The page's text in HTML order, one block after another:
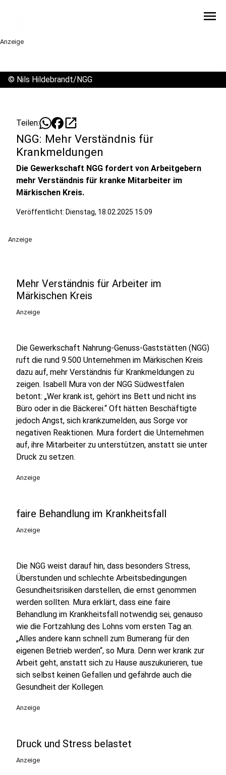
menu
Anzeige
© Nils Hildebrandt/NGG
Teilen: open_in_new
NGG: Mehr Verständnis für
Krankmeldungen
Die Gewerkschaft NGG fordert von Arbeitgebern
mehr Verständnis für kranke Mitarbeiter im
Märkischen Kreis.
Veröffentlicht: Dienstag, 18.02.2025 15:09
Anzeige
Mehr Verständnis für Arbeiter im
Märkischen Kreis
Anzeige
Die Gewerkschaft Nahrung-Genuss-Gaststätten (NGG)
ruft die rund 9.500 Unternehmen im Märkischen Kreis
dazu auf, mehr Verständnis für Krankmeldungen zu
zeigen. Isabell Mura von der NGG Südwestfalen
betont: „Wer krank ist, gehört ins Bett und nicht ins
Büro oder in die Bäckerei.“ Oft hätten Beschäftigte
jedoch Angst, sich krankzumelden, aus Sorge vor
negativen Reaktionen. Mura fordert die Unternehmen
auf, ihre Mitarbeiter zu unterstützen, anstatt sie unter
Druck zu setzen.
Anzeige
faire Behandlung im Krankheitsfall
Anzeige
Die NGG weist darauf hin, dass besonders Stress,
Überstunden und schlechte Arbeitsbedingungen
Gesundheitsrisiken darstellen, die ernst genommen
werden sollten. Mura erklärt, dass eine faire
Behandlung im Krankheitsfall notwendig sei, genauso
wie die Fortzahlung des Lohns vom ersten Tag an.
„Alles andere kann schnell zum Bumerang für den
eigenen Betrieb werden“, so Mura. Denn wer krank zur
Arbeit geht, anstatt sich zu Hause auszukurieren, tue
sich selbst keinen Gefallen und gefährde auch die
Gesundheit der Kollegen.
Anzeige
Druck und Stress belastet
Anzeige